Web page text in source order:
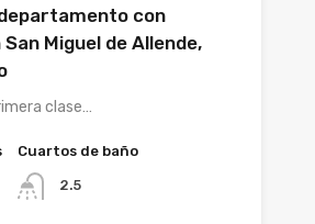
con
Miguel de Allende,
clase…
Cuartos de baño
2.5